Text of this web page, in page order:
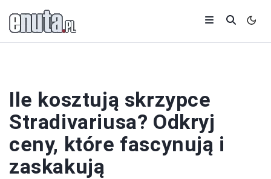
Ile kosztują skrzypce
Stradivariusa? Odkryj
ceny, które fascynują i
zaskakują